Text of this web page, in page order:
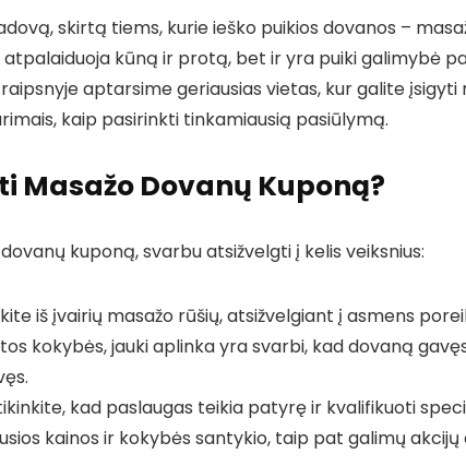
skirtą tiems, kurie ieško puikios dovanos –
atpalaiduoja kūną ir protą, bet ir yra puiki galimybė
aptarsime geriausias vietas, kur galite įsigyti
kaip pasirinkti tinkamiausią pasiūlymą.
Masažo Dovanų Kuponą?
kuponą, svarbu atsižvelgti į kelis veiksnius:
iš įvairių masažo rūšių, atsižvelgiant į asmens
kokybės, jauki aplinka yra svarbi, kad dovaną
kad paslaugas teikia patyrę ir kvalifikuoti
kainos ir kokybės santykio, taip pat galimų akcijų